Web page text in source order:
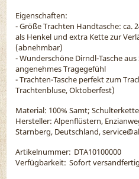
Eigenschaften:
- Größe Trachten Handtasche: ca.
als Henkel und extra Kette zur
(abnehmbar)
- Wunderschöne Dirndl-Tasche
angenehmes Tragegefühl
- Trachten-Tasche perfekt zum
Trachtenbluse, Oktoberfest)
Material: 100% Samt;
Hersteller: Alpenflüstern,
Starnberg, Deutschland,
Artikelnummer: DTA10100000
Verfügbarkeit: Sofort